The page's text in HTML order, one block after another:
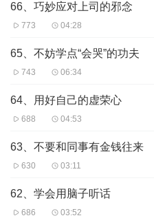
66、巧妙应对上司的邪念
773 04:28
65、不妨学点“会哭”的功夫
743 06:34
64、用好自己的虚荣心
688 04:53
63、不要和同事有金钱往来
630 03:11
62、学会用脑子听话
686 03:52